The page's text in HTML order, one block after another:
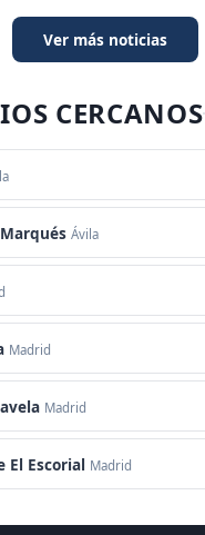
Ver más noticias
CERCANOS
Ávila
Madrid
Madrid
El Escorial Madrid